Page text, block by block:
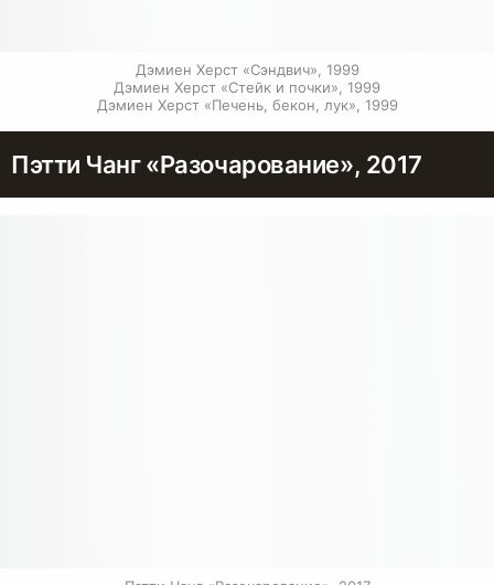
Дэмиен Херст «Сэндвич», 1999
Дэмиен Херст «Стейк и почки», 1999
Дэмиен Херст «Печень, бекон, лук», 1999
Пэтти Чанг «Разочарование», 2017